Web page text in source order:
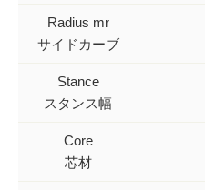
Radius mr
サイドカーブ
Stance
スタンス幅
Core
芯材